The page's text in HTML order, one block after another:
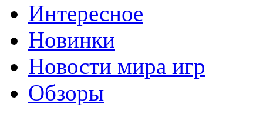
Интересное
Новинки
Новости мира игр
Обзоры